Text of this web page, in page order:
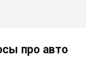
про авто